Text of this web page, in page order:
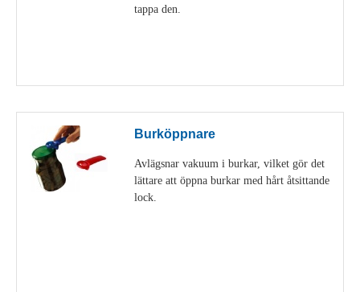
tappa den.
Burköppnare
Avlägsnar vakuum i burkar, vilket gör det
lättare att öppna burkar med hårt åtsittande
lock.